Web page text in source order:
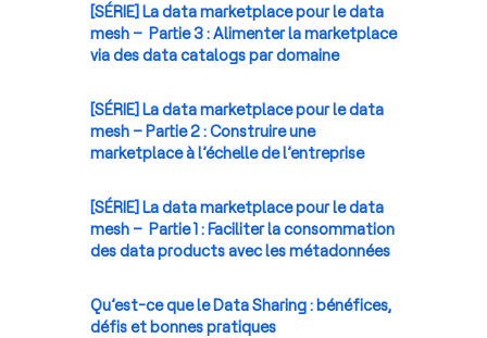
[SÉRIE] La data marketplace pour le data
mesh – Partie 3 : Alimenter la marketplace
via des data catalogs par domaine
[SÉRIE] La data marketplace pour le data
mesh – Partie 2 : Construire une
marketplace à l’échelle de l’entreprise
[SÉRIE] La data marketplace pour le data
mesh – Partie 1 : Faciliter la consommation
des data products avec les métadonnées
Qu’est-ce que le Data Sharing : bénéfices,
défis et bonnes pratiques